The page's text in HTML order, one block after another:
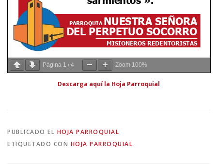
Página 1 / 4 Zoom 100%
Descarga aquí la Hoja Parroquial
PUBLICADO EL HOJA PARROQUIAL
ETIQUETADO CON HOJA PARROQUIAL